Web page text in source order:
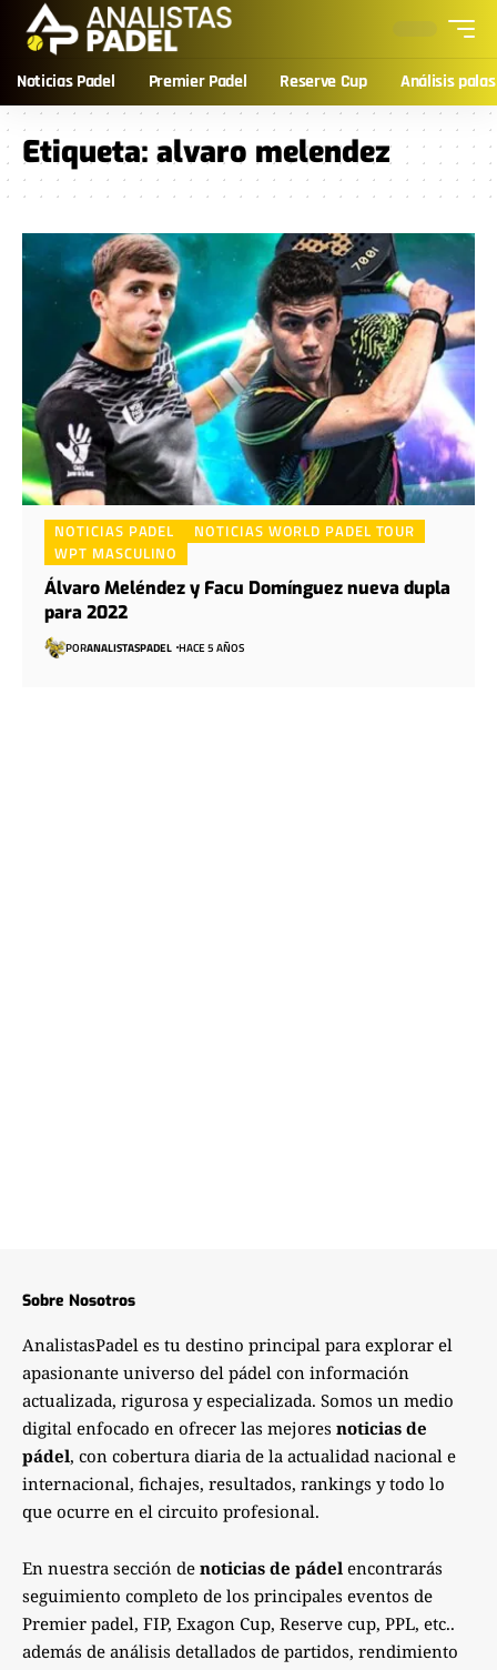
Noticias Padel Premier Padel Reserve Cup Análisis palas
Etiqueta: alvaro melendez
NOTICIAS PADEL
NOTICIAS WORLD PADEL TOUR
WPT MASCULINO
Álvaro Meléndez y Facu Domínguez nueva dupla
para 2022
PORANALISTASPADEL HACE 5 AÑOS
Sobre Nosotros
AnalistasPadel es tu destino principal para explorar el
apasionante universo del pádel con información
actualizada, rigurosa y especializada. Somos un medio
digital enfocado en ofrecer las mejores noticias de
pádel, con cobertura diaria de la actualidad nacional e
internacional, fichajes, resultados, rankings y todo lo
que ocurre en el circuito profesional.
En nuestra sección de noticias de pádel encontrarás
seguimiento completo de los principales eventos de
Premier padel, FIP, Exagon Cup, Reserve cup, PPL, etc..
además de análisis detallados de partidos, rendimiento